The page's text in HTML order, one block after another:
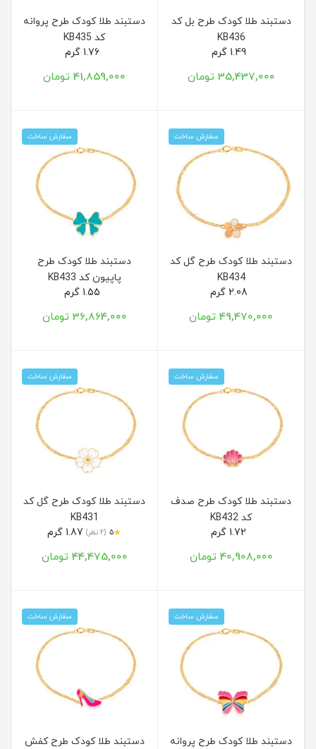
دستبند طلا کودک طرح بل کد
KB436
1.49 گرم
35,437,000 تومان
دستبند طلا کودک طرح پروانه
کد KB435
1.76 گرم
41,859,000 تومان
سفارش ساخت
دستبند طلا کودک طرح گل کد
KB434
49,470,000 تومان
سفارش ساخت
دستبند طلا کودک طرح
پاپیون کد KB433
36,864,000 تومان
سفارش ساخت
دستبند طلا کودک طرح صدف
کد KB432
40,908,000 تومان
سفارش ساخت
دستبند طلا کودک طرح گل کد
KB431
★
5 (2 نظر)
44,475,000 تومان
سفارش ساخت
دستبند طلا کودک طرح پروانه
سفارش ساخت
دستبند طلا کودک طرح کفش